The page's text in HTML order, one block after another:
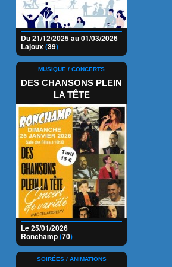
Du 21/12/2025 au 01/03/2026
Lajoux(39)
MUSIQUE / CONCERTS
DES CHANSONS PLEIN
LA TÊTE
Le 25/01/2026
Ronchamp(70)
SOIRÉES / ANIMATIONS